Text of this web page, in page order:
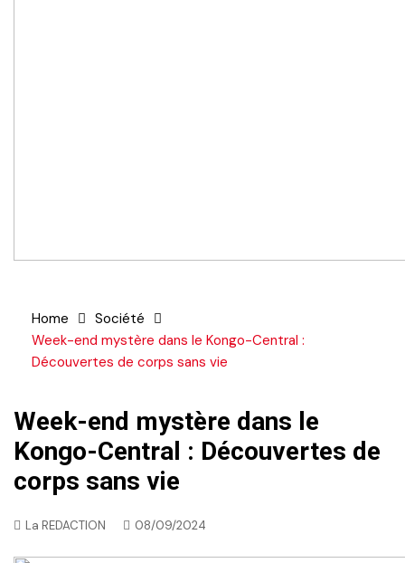
Home
Société
Week-end mystère dans le Kongo-Central :
Découvertes de corps sans vie
Week-end mystère dans le
Kongo-Central : Découvertes de
corps sans vie
La REDACTION 08/09/2024